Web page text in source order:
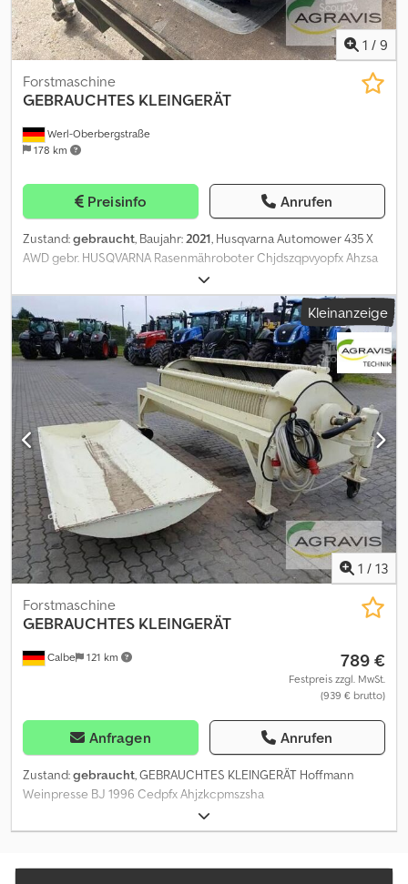
1 / 9
Werl-Oberbergstraße
178 km
Forstmaschine
GEBRAUCHTES KLEINGERÄT
Preisinfo Anrufen
Zustand:gebraucht, Baujahr:2021, Husqvarna Automower 435 X
AWD gebr. HUSQVARNA Rasenmähroboter Chjdszqpvyopfx Ahzsa
Allradantrieb inkl. Ladestation Gebrauchtgegenstände
Sonderregelung. Der Verkauf erfolgt gemäß §25a UstG –
Differenzbesteuerung. Mehrwertsteuer nicht ausweisbar.Kleinanzeige
1 / 13
Calbe 121 km
Forstmaschine
GEBRAUCHTES KLEINGERÄT
789 €
Festpreis zzgl. MwSt.
(939 € brutto)
Anfragen Anrufen
Zustand:gebraucht, GEBRAUCHTES KLEINGERÄT Hoffmann
Weinpresse BJ 1996 Cedpfx Ahjzkcpmszsha